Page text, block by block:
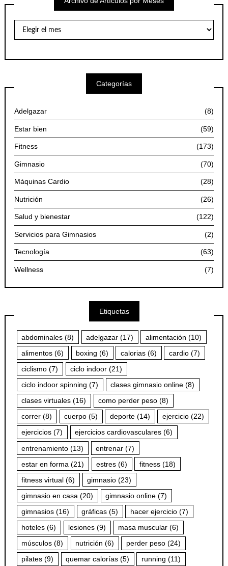
Artículos
Categorías
Adelgazar (8)
Estar bien (59)
Fitness (173)
Gimnasio (70)
Máquinas Cardio (28)
Nutrición (26)
Salud y bienestar (122)
Servicios para Gimnasios (2)
Tecnología (63)
Wellness (7)
Etiquetas
abdominales (8) adelgazar (17) alimentación (10)
alimentos (6) boxing (6) calorias (6) cardio (7)
ciclismo (7) ciclo indoor (21)
ciclo indoor spinning (7) clases gimnasio online (8)
clases virtuales (16) como perder peso (8)
correr (8) cuerpo (5) deporte (14) ejercicio (22)
ejercicios (7) ejercicios cardiovasculares (6)
entrenamiento (13) entrenar (7)
estar en forma (21) estres (6) fitness (18)
fitness virtual (6) gimnasio (23)
gimnasio en casa (20) gimnasio online (7)
gimnasios (16) gráficas (5) hacer ejercicio (7)
hoteles (6) lesiones (9) masa muscular (6)
músculos (8) nutrición (6) perder peso (24)
pilates (9) quemar calorías (5) running (11)